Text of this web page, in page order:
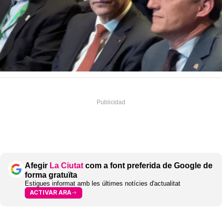
Afegir La Ciutat com a font preferida de Google de
forma gratuïta
Estigues informat amb les últimes notícies d'actualitat
ACTIVAR ARA